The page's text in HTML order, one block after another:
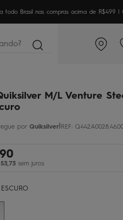
vez aqui? Garanta10% OFFem sua 1ª
M/L Venture
Quiksilver|REF:
53,73sem juros